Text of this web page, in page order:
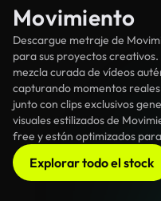
Movimiento
Descargue metraje de
para sus proyectos
mezcla curada de vídeos
capturando momentos
junto con clips exclusivos
visuales estilizados de
free y están optimizados
Explorar todo el stock